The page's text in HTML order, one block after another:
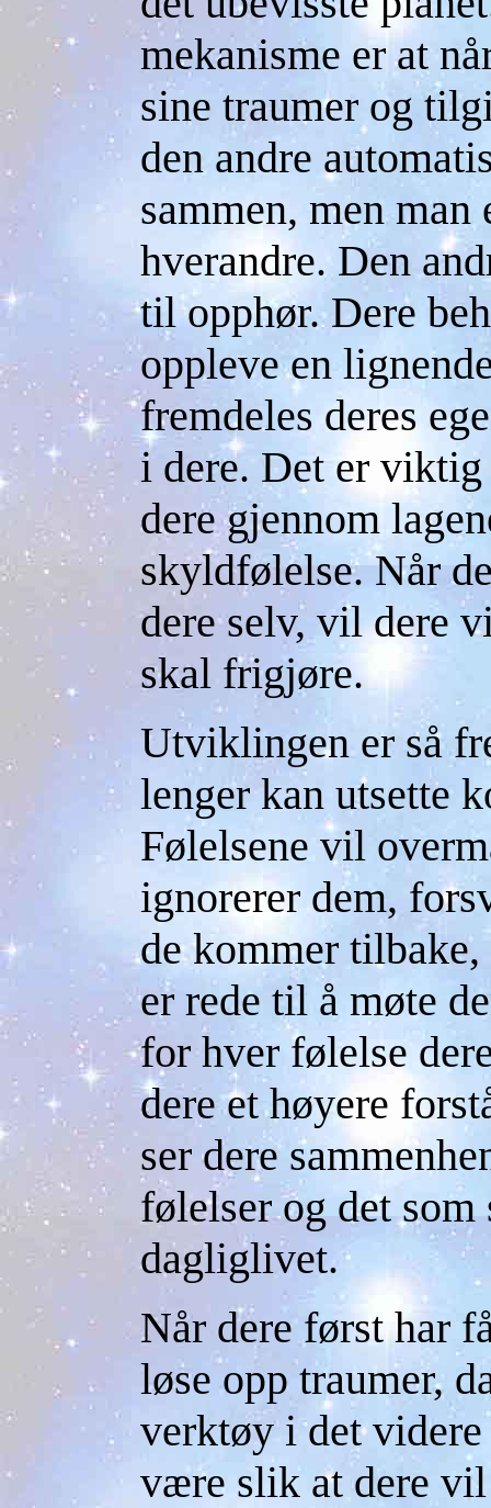
mekanisme er at
sine traumer og
den andre
sammen, men
hverandre. Den
til opphør. Dere
oppleve en
fremdeles deres
i dere. Det er viktig
dere gjennom
skyldfølelse. Når
dere selv, vil dere
skal frigjøre.
Utviklingen er så
lenger kan utsette
Følelsene vil
ignorerer dem,
de kommer
er rede til å møte
for hver følelse
dere et høyere
ser dere
følelser og det
dagliglivet.
Når dere først har
løse opp traumer,
verktøy i det
være slik at dere